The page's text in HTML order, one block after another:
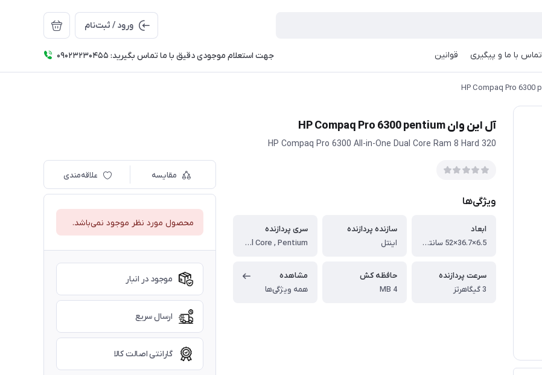
ورود / ثبت‌نام
تماس با ما و پیگیری قوانین جهت استعلام موجودی دقیق با ما تماس بگیرید: 09023230455
آل این وان HP Compaq Pro 6300 pentium
HP Compaq Pro 6300 All-in-One Dual Core Ram 8 Hard 320
ویژگی‌ها
ابعاد
6.5×36.7×52 سانتی متر
سازنده پردازنده
اینتل
سری پردازنده
Dual Core , Pentium
سرعت پردازنده
3 گیگاهرتز
حافظه کش
4 MB
مشاهده
همه ویژگی‌ها
مقایسه علاقه‌مندی
محصول مورد نظر موجود نمی‌باشد.
موجود در انبار
ارسال سریع
گارانتی اصالت کالا